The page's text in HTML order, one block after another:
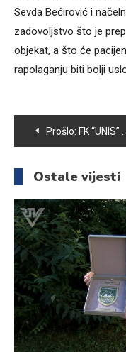
Sevda Bećirović i
zadovoljstvo što je
objekat, a što će
rapolaganju biti bolji
Navigacija
članaka
Prošlo: FK “UNIS” POČEO SA UPISOM NOVIH ČLANOVA
Ostale vijesti